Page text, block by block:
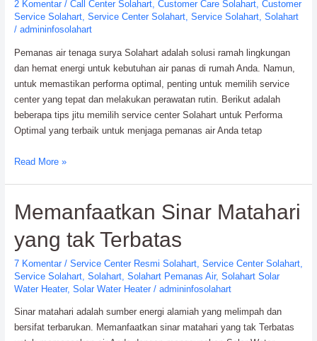
2 Komentar / Call Center Solahart, Customer Care Solahart, Customer
Service Solahart, Service Center Solahart, Service Solahart, Solahart
/ admininfosolahart
Pemanas air tenaga surya Solahart adalah solusi ramah lingkungan
dan hemat energi untuk kebutuhan air panas di rumah Anda. Namun,
untuk memastikan performa optimal, penting untuk memilih service
center yang tepat dan melakukan perawatan rutin. Berikut adalah
beberapa tips jitu memilih service center Solahart untuk Performa
Optimal yang terbaik untuk menjaga pemanas air Anda tetap
Tips
Service
Solahart
untuk
Performa
Optimal
Read More »
Memanfaatkan Sinar Matahari
yang tak Terbatas
7 Komentar / Service Center Resmi Solahart, Service Center Solahart,
Service Solahart, Solahart, Solahart Pemanas Air, Solahart Solar
Water Heater, Solar Water Heater/ admininfosolahart
Sinar matahari adalah sumber energi alamiah yang melimpah dan
bersifat terbarukan. Memanfaatkan sinar matahari yang tak Terbatas